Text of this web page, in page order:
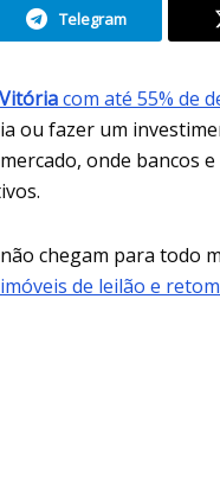
Telegram
Vitóriacom até 55% de
ou fazer um
onde bancos
chegam para todo
de leilão e